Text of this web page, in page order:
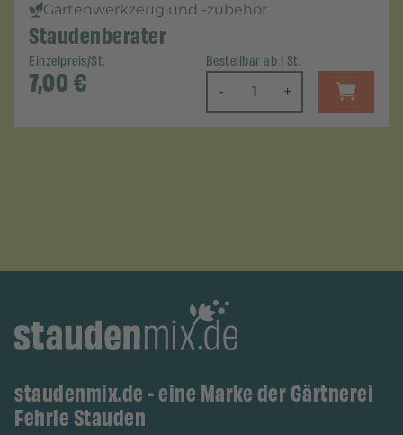
Gartenwerkzeug und -zubehör
Staudenberater
Einzelpreis/St.
7,00€
Bestellbar ab 1 St.
- +
staudenmix.de - eine Marke der Gärtnerei
Fehrle Stauden